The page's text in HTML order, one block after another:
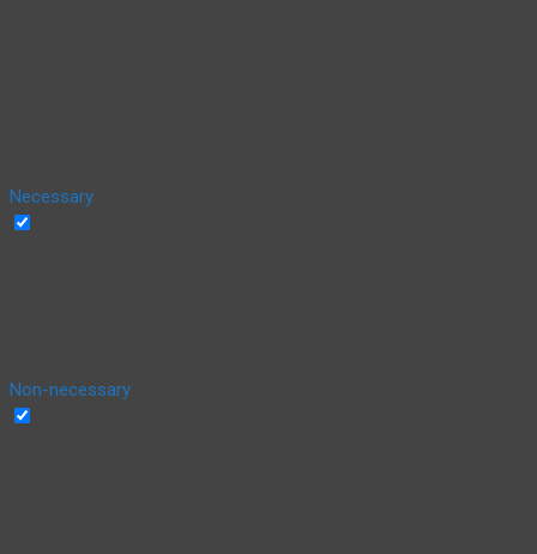
Necessary
Non-necessary